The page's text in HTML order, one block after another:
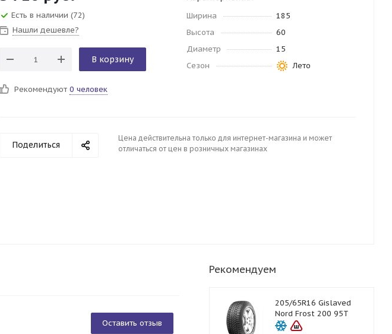
Есть в наличии (72)
Нашли дешевле?
В корзину
Рекомендуют 0 человек
Ширина
185
Высота
60
Диаметр
15
Сезон
Лето
Поделиться
Цена действительна только для интернет-магазина и может
отличаться от цен в розничных магазинах
Оставить отзыв
Рекомендуем
205/65R16 Gislaved
Nord Frost 200 95T